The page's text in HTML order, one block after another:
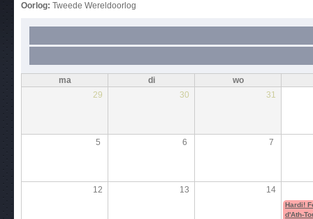
Oorlog: Tweede Wereldoorlog
ma di
wo
29
30 31
5 6 7
12 13 14
Hardi!
d'Ath-